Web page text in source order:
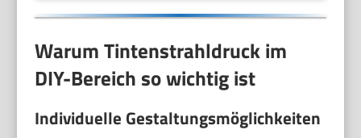
Warum Tintenstrahldruck im
DIY-Bereich so wichtig ist
Individuelle Gestaltungsmöglichkeiten